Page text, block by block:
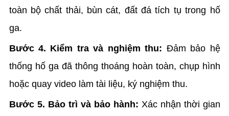
toàn bộ chất thải, bùn cát, đất đá tích tụ trong hố
ga.
Bước 4. Kiểm tra và nghiệm thu: Đảm bảo hệ
thống hố ga đã thông thoáng hoàn toàn, chụp hình
hoặc quay video làm tài liệu, ký nghiệm thu.
Bước 5. Bảo trì và bảo hành: Xác nhận thời gian